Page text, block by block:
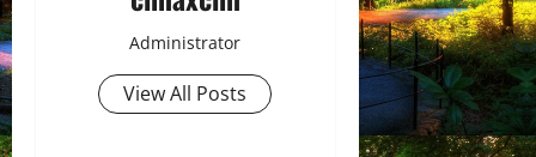
Administrator
View All Posts